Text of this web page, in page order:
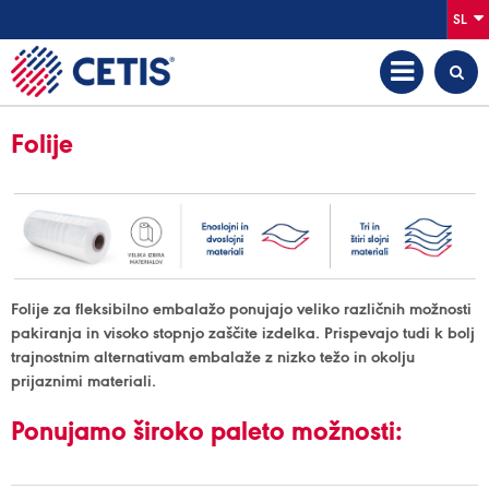
SL
Folije
Folije za fleksibilno embalažo ponujajo veliko različnih možnosti
pakiranja in visoko stopnjo zaščite izdelka. Prispevajo tudi k bolj
trajnostnim alternativam embalaže z nizko težo in okolju
prijaznimi materiali.
Ponujamo široko paleto možnosti: